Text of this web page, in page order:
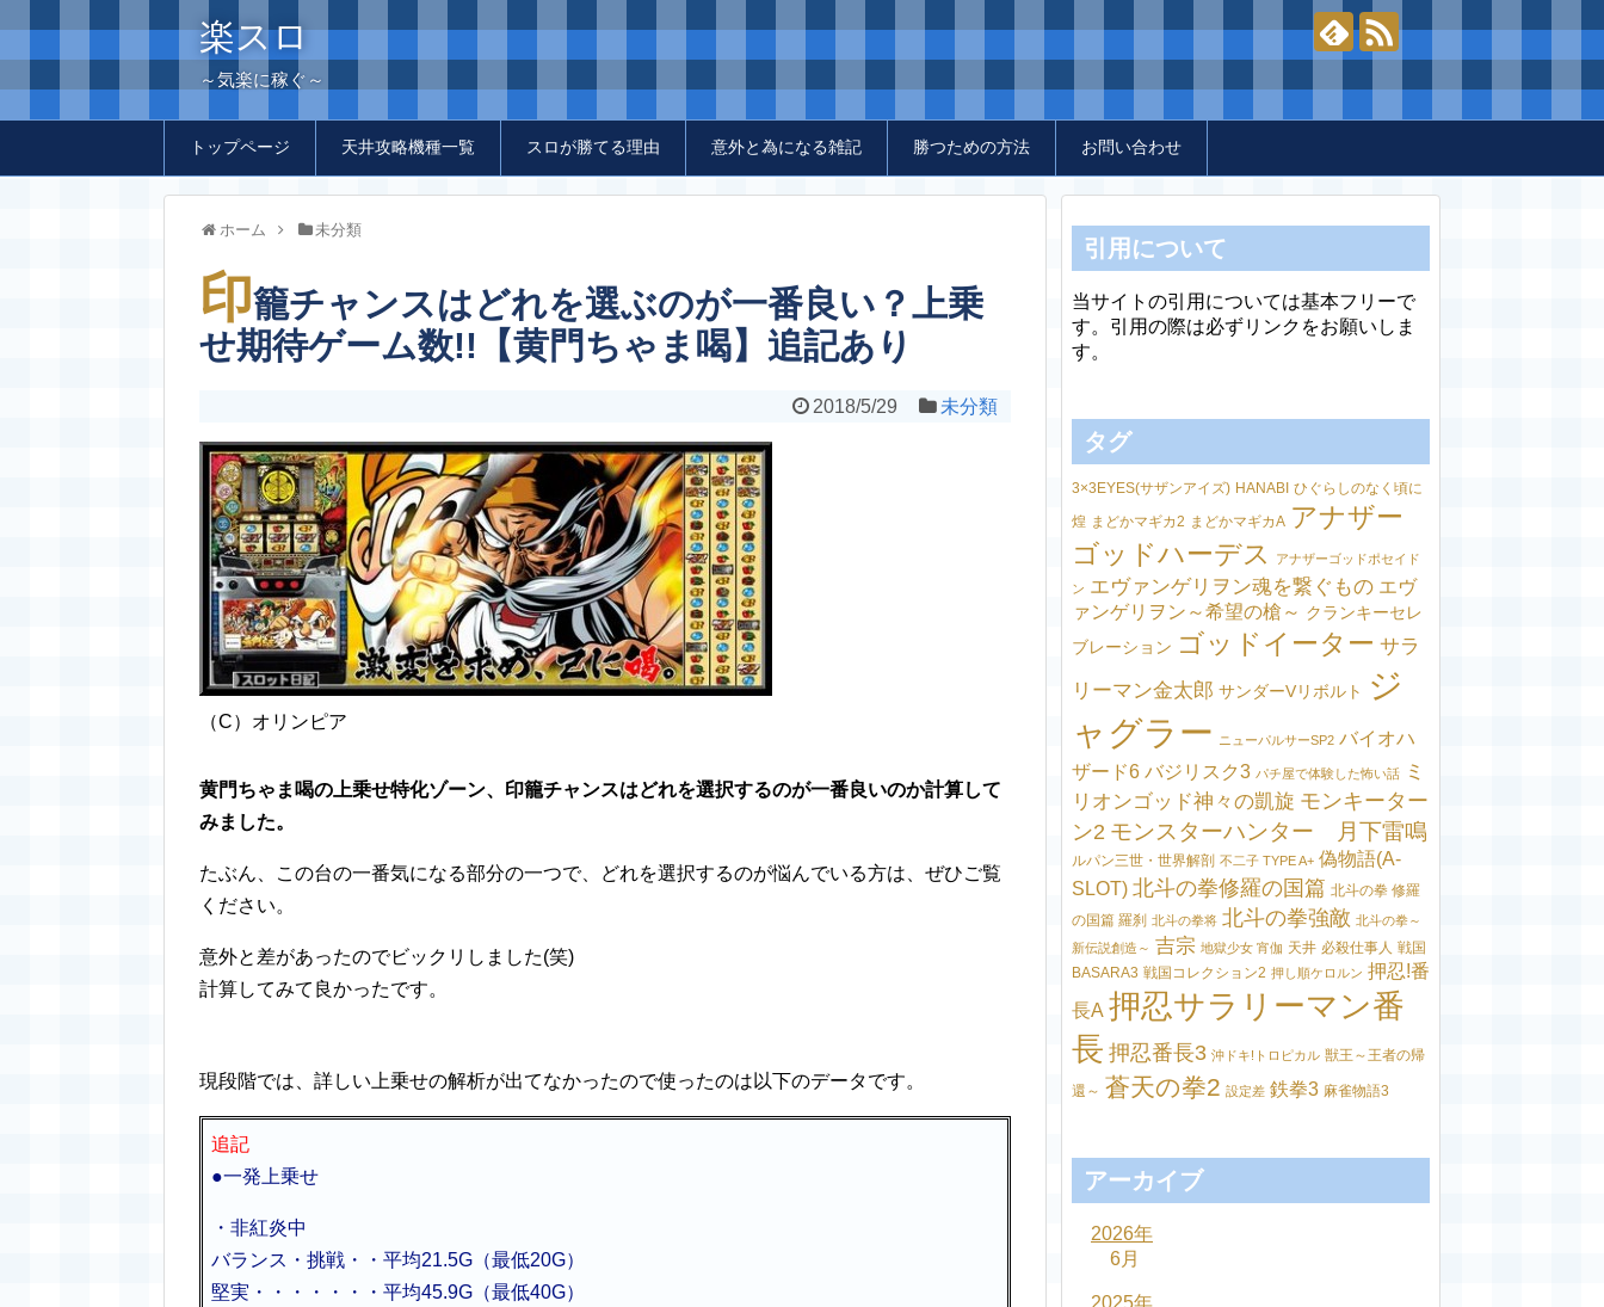
楽スロ
～気楽に稼ぐ～
トップページ 天井攻略機種一覧 スロが勝てる理由 意外と為になる雑記 勝つための方法 お問い合わせ
ホーム 未分類
印籠チャンスはどれを選ぶのが一番良い？上乗
せ期待ゲーム数!!【黄門ちゃま喝】追記あり
2018/5/29 未分類
（C）オリンピア
黄門ちゃま喝の上乗せ特化ゾーン、印籠チャンスはどれを選択するのが一番良いのか計算して
みました。
たぶん、この台の一番気になる部分の一つで、どれを選択するのが悩んでいる方は、ぜひご覧
ください。
意外と差があったのでビックリしました(笑)
計算してみて良かったです。
現段階では、詳しい上乗せの解析が出てなかったので使ったのは以下のデータです。
追記
●一発上乗せ
・非紅炎中
バランス・挑戦・・平均21.5G（最低20G）
堅実・・・・・・・平均45.9G（最低40G）
引用について
当サイトの引用については基本フリーで
す。引用の際は必ずリンクをお願いしま
す。
タグ
3×3EYES(サザンアイズ) HANABI ひぐらしのなく頃に
煌 まどかマギカ2 まどかマギカA アナザー
ゴッドハーデス
アナザーゴッドポセイド
ン エヴァンゲリヲン魂を繋ぐもの エヴ
ァンゲリヲン～希望の槍～ クランキーセレ
ブレーション ゴッドイーター サラ
リーマン金太郎 サンダーVリボルト
ジ
ャグラー
ニューパルサーSP2 バイオハ
ザード6 バジリスク3 パチ屋で体験した怖い話
ミ
リオンゴッド神々の凱旋 モンキーター
ン2 モンスターハンター 月下雷鳴
ルパン三世・世界解剖 不二子 TYPE A+ 偽物語(A-
SLOT) 北斗の拳修羅の国篇 北斗の拳 修羅
の国篇 羅刹 北斗の拳将 北斗の拳強敵 北斗の拳～
新伝説創造～ 吉宗 地獄少女 宵伽 天井 必殺仕事人 戦国
BASARA3 戦国コレクション2 押し順ケロルン 押忍!番
長A 押忍サラリーマン番
長 押忍番長3 沖ドキ!トロピカル 獣王～王者の帰
還～ 蒼天の拳2 設定差 鉄拳3 麻雀物語3
アーカイブ
2026年
6月
2025年